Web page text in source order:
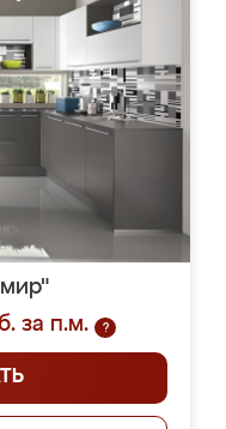
за п.м.
?